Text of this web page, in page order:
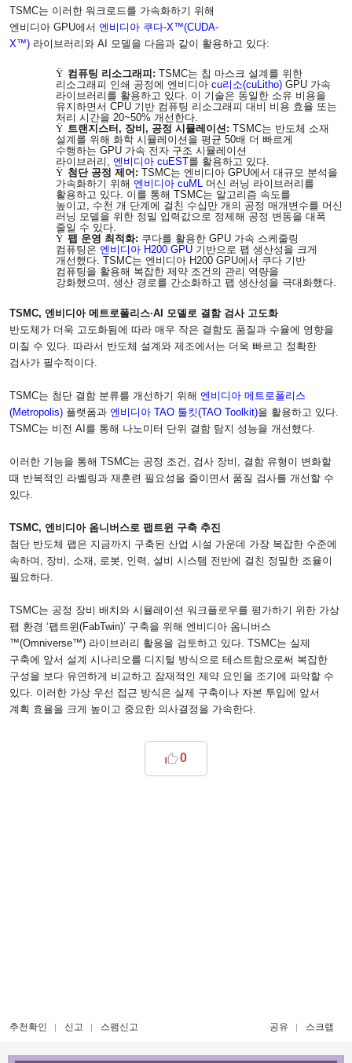
TSMC는 이러한 워크로드를 가속화하기 위해
엔비디아 GPU에서 엔비디아 쿠다-X™(CUDA-
X™) 라이브러리와 AI 모델을 다음과 같이 활용하고 있다:
Ÿ 컴퓨팅 리소그래피 : TSMC는 칩 마스크 설계를 위한
리소그래피 인쇄 공정에 엔비디아 cu리소(cuLitho)GPU 가속
라이브러리를 활용하고 있다. 이 기술은 동일한 소유 비용을
유지하면서 CPU 기반 컴퓨팅 리소그래피 대비 비용 효율 또는
처리 시간을 20~50% 개선한다.
Ÿ 트랜지스터 , 장비 , 공정 시뮬레이션 : TSMC는 반도체 소재
설계를 위해 화학 시뮬레이션을 평균 50배 더 빠르게
수행하는 GPU 가속 전자 구조 시뮬레이션
라이브러리
엔비디아cuEST를 활용하고 있다.
Ÿ 첨단 공정 제어 : TSMC는 엔비디아GPU에서 대규모 분석을
가속화하기 위해 엔비디아cuML
머신 러닝 라이브러리를
활용하고 있다. 이를 통해 TSMC는 알고리즘 속도를
높이고
수천 개 단계에 걸친 수십만 개의 공정 매개변수를 머신
러닝 모델을 위한 정밀 입력값으로 정제해 공정 변동을 대폭
줄일 수 있다.
Ÿ 팹 운영 최적화: 쿠다를 활용한GPU 가속 스케줄링
컴퓨팅은 엔비디아H200 GPU 기반으로 팹 생산성을 크게
개선했다. TSMC는 엔비디아H200 GPU에서 쿠다 기반
컴퓨팅을 활용해 복잡한 제약 조건의 관리 역량을
강화했으며
생산 경로를 간소화하고 팹 생산성을 극대화했다.
TSMC, 엔비디아 메트로폴리스·AI
모델로 결함 검사 고도화
반도체가 더욱 고도화됨에 따라 매우 작은 결함도 품질과 수율에 영향을
미칠 수 있다 따라서 반도체 설계와 제조에서는 더욱 빠르고 정확한
검사가 필수적이다
TSMC는 첨단 결함 분류를 개선하기 위해 엔비디아 메트로폴리스
(Metropolis) 플랫폼과 엔비디아 TAO 툴킷(TAO Toolkit)을 활용하고 있다
TSMC는 비전 AI 를 통해 나노미터 단위 결함 탐지 성능을 개선했다
이러한 기능을 통해 TSMC는 공정 조건 검사 장비
결함 유형이 변화할
때 반복적인 라벨링과 재훈련 필요성을 줄이면서 품질 검사를 개선할 수
있다
TSMC, 엔비디아 옴니버스로 팹트윈 구축 추진
첨단 반도체 팹은 지금까지 구축된 산업 시설 가운데 가장 복잡한 수준에
속하며
장비 소재 로봇 인력
설비 시스템 전반에 걸친 정밀한 조율이
필요하다
TSMC는 공정 장비 배치와 시뮬레이션 워크플로우를 평가하기 위한 가상
팹 환경 ‘팹트윈(FabTwin)’ 구축을 위해 엔비디아 옴니버스
™(Omniverse™) 라이브러리 활용을 검토하고 있다 . TSMC는 실제
구축에 앞서 설계 시나리오를 디지털 방식으로 테스트함으로써 복잡한
구성을 보다 유연하게 비교하고 잠재적인 제약 요인을 조기에 파악할 수
있다 이러한 가상 우선 접근 방식은 실제 구축이나 자본 투입에 앞서
계획 효율을 크게 높이고 중요한 의사결정을 가속한다
0
추천확인 신고 스팸신고 공유 스크랩